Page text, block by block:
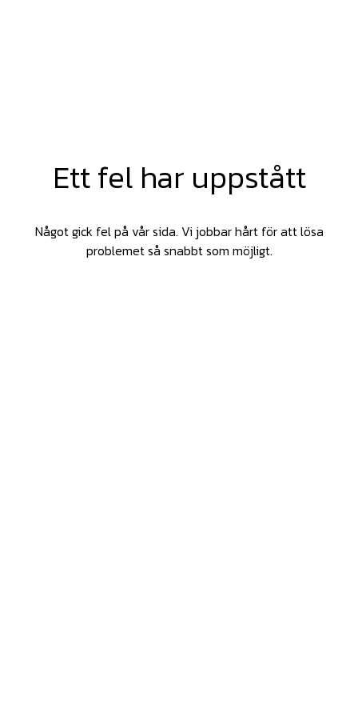
Ett fel har uppstått
Något gick fel på vår sida. Vi jobbar hårt för att lösa
problemet så snabbt som möjligt.